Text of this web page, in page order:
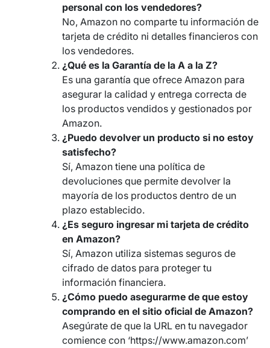
personal con los vendedores?
No, Amazon no comparte tu información de
tarjeta de crédito ni detalles financieros con
los vendedores.
¿Qué es la Garantía de la A a la Z?
Es una garantía que ofrece Amazon para
asegurar la calidad y entrega correcta de
los productos vendidos y gestionados por
Amazon.
¿Puedo devolver un producto si no estoy
satisfecho?
Sí, Amazon tiene una política de
devoluciones que permite devolver la
mayoría de los productos dentro de un
plazo establecido.
¿Es seguro ingresar mi tarjeta de crédito
en Amazon?
Sí, Amazon utiliza sistemas seguros de
cifrado de datos para proteger tu
información financiera.
¿Cómo puedo asegurarme de que estoy
comprando en el sitio oficial de Amazon?
Asegúrate de que la URL en tu navegador
comience con ‘https://www.amazon.com’